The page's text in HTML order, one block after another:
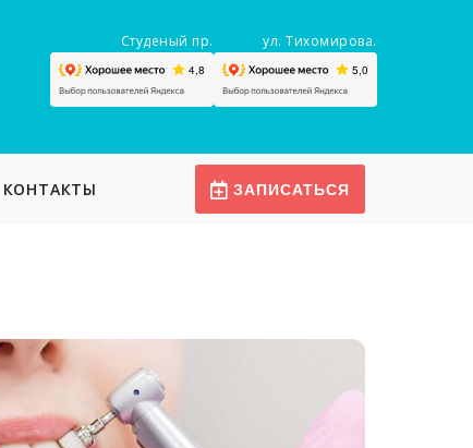
Студеный пр. ул. Тихомирова.
КОНТАКТЫ ЗАПИСАТЬСЯ